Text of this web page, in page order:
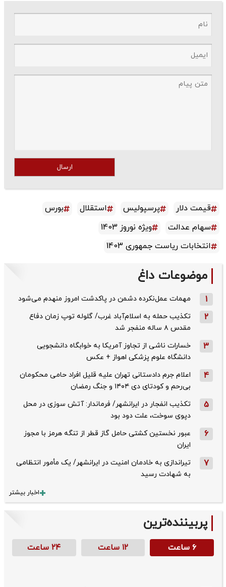
ارسال
قیمت دلار پرسپولیس استقلال
بورس
سهام عدالت
ویژه نوروز 1403
انتخابات ریاست جمهوری 1403
موضوعات داغ
1 مهمات عمل‌نکرده دشمن در پاکدشت امروز منهدم می‌شود
2
تکذیب حمله به اسلام‌آباد غرب/ گلوله توپ زمان دفاع
مقدس ۸ ساله منفجر شد
3
خسارات ناشی از تجاوز آمریکا به خوابگاه دانشجویی
دانشگاه علوم پزشکی اهواز + عکس
4
اعلام جرم دادستانی تهران علیه قلیل افراد حامی محکومان
بی‌رحم و کودتای دی‌ ۱۴۰۴ و جنگ رمضان
5
تکذیب ‌انفجار در ایرانشهر/ فرماندار: آتش سوزی در محل
دپوی سوخت، علت دود بود
6
عبور نخستین کشتی حامل گاز قطر از تنگه هرمز با مجوز
ایران
7
تیراندازی به خادمان امنیت در ایرانشهر/ یک مأمور انتظامی
به شهادت رسید
اخبار بیشتر
پربیننده‌ترین
۶ ساعت ۱۲ ساعت ۲۴ ساعت